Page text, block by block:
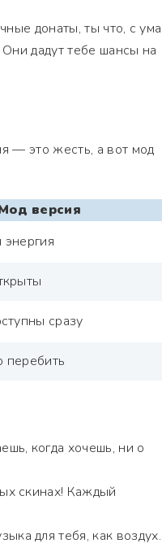
донаты, ты что, с ума
дадут тебе шансы на
— это жесть, а вот мод
версия
энергия
сразу
перебить
когда хочешь, ни о
скинах! Каждый
для тебя, как воздух.